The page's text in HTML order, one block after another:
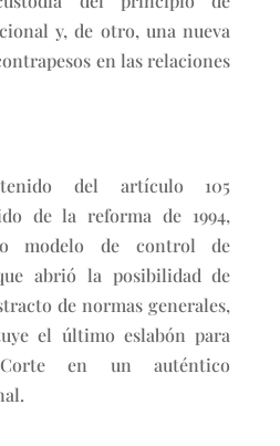
y, de otro, una nueva
en las relaciones
del artículo 105
de la reforma de 1994,
modelo de control de
abrió la posibilidad de
de normas generales,
el último eslabón para
en un auténtico